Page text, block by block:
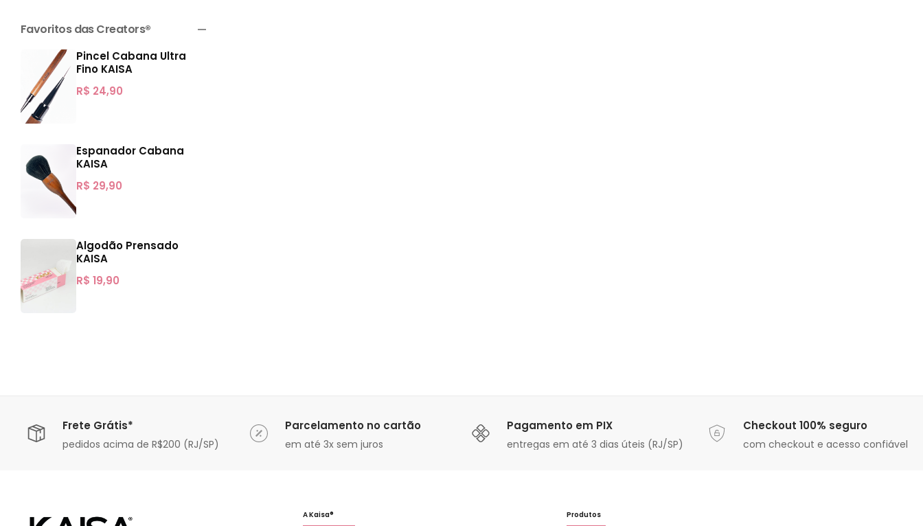
Favoritos das Creators®
Pincel Cabana Ultra
Fino KAISA
R$ 24,90
Espanador Cabana
KAISA
R$ 29,90
Algodão Prensado
KAISA
R$ 19,90
Frete Grátis*
pedidos acima de R$200 (RJ/SP)
Parcelamento no cartão
em até 3x sem juros
Pagamento em PIX
entregas em até 3 dias úteis (RJ/SP)
Checkout 100% seguro
com checkout e acesso confiável
A Kaisa® Produtos